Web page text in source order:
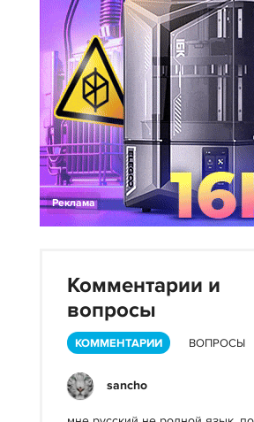
Реклама
Комментарии и
вопросы
КОММЕНТАРИИ ВОПРОСЫ
sancho